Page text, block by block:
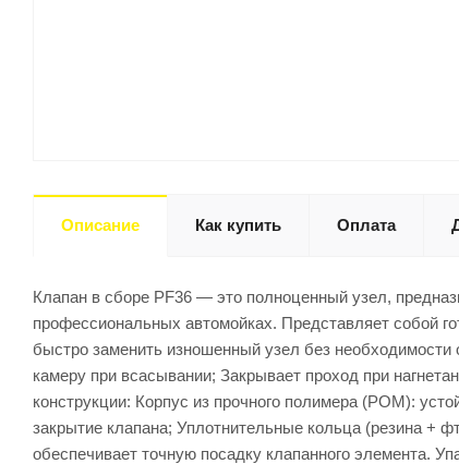
Описание Как купить Оплата
Клапан в сборе PF36 — это полноценный узел,
профессиональных автомойках. Представляет собой
быстро заменить изношенный узел без необходимости
камеру при всасывании; Закрывает проход при
конструкции: Корпус из прочного полимера (POM):
закрытие клапана; Уплотнительные кольца (резина +
обеспечивает точную посадку клапанного элемента.